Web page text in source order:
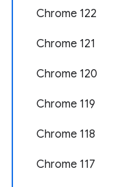
Chrome 122
Chrome 121
Chrome 120
Chrome 119
Chrome 118
Chrome 117